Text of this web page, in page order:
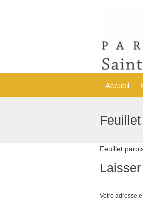
Accueil
Feuillet
Votre adresse